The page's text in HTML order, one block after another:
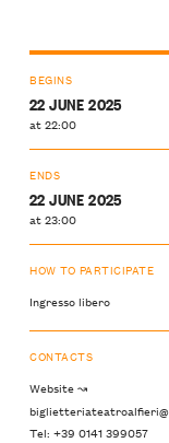
BEGINS
22 JUNE 2025
at 22:00
ENDS
22 JUNE 2025
at 23:00
HOW TO PARTICIPATE
Ingresso libero
CONTACTS
Website ↝
Tel: +39 0141 399057